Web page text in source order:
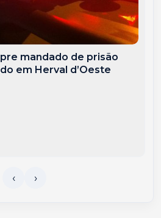
mandado de prisão
em Herval d’Oeste